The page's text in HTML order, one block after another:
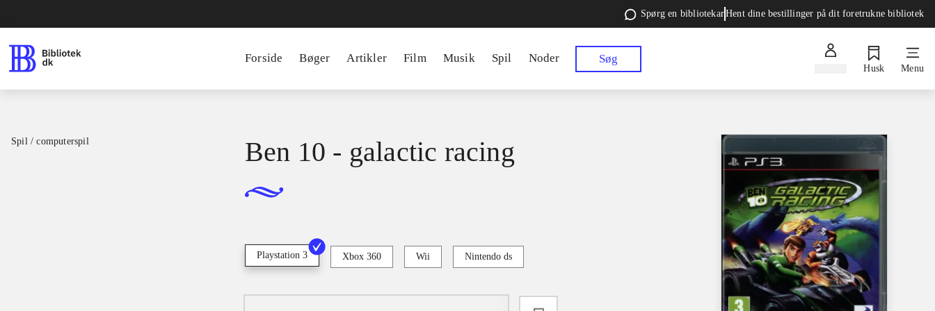
Spørg en bibliotekarHent dine bestillinger på dit foretrukne bibliotek
Forside Bøger Artikler Film Musik Spil Noder Søg
Husk Menu
Spil / computerspil Ben 10 - galactic racing
Playstation 3 Xbox 360 Wii Nintendo ds